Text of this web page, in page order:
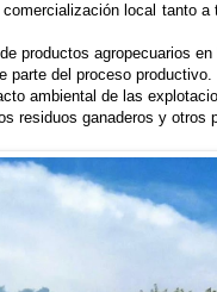
local tanto
productos agropecuarios en
parte del proceso productivo.
ambiental de las
residuos ganaderos y otros